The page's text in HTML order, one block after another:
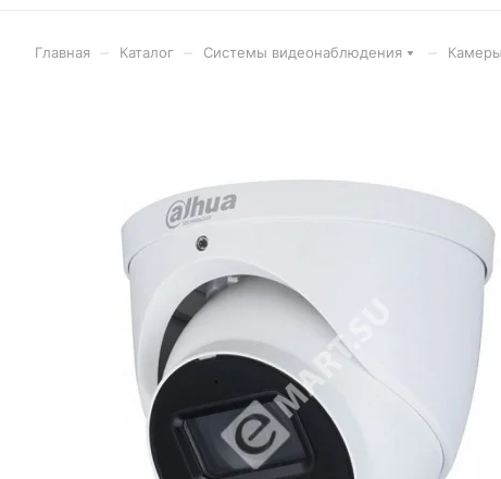
Главная Каталог Системы видеонаблюдения